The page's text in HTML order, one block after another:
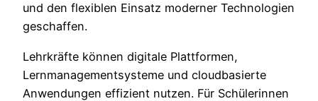
und den flexiblen Einsatz moderner Technologien
geschaffen.
Lehrkräfte können digitale Plattformen,
Lernmanagementsysteme und cloudbasierte
Anwendungen effizient nutzen. Für Schülerinnen